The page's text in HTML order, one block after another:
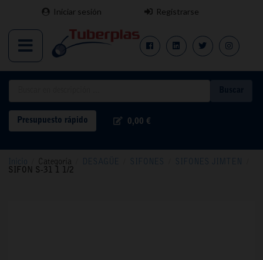
Iniciar sesión Registrarse
Presupuesto rápido 0,00 €
Inicio Categoría DESAGÜE SIFONES SIFONES JIMTEN
SIFON S-31 1 1/2